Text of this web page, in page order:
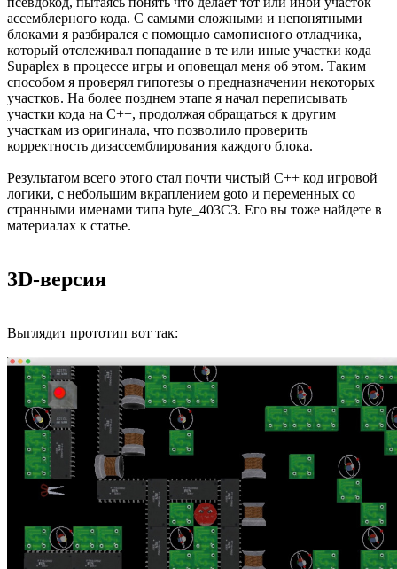
ассемблерного кода. С самыми сложными и непонятными
блоками я разбирался с помощью самописного отладчика,
который отслеживал попадание в те или иные участки кода
Supaplex в процессе игры и оповещал меня об этом. Таким
способом я проверял гипотезы о предназначении некоторых
участков. На более позднем этапе я начал переписывать
участки кода на С++, продолжая обращаться к другим
участкам из оригинала, что позволило проверить
корректность дизассемблирования каждого блока.
Результатом всего этого стал почти чистый C++ код игровой
логики, с небольшим вкраплением goto и переменных со
странными именами типа byte_403C3. Его вы тоже найдете в
материалах к статье.
3D-версия
Выглядит прототип вот так: